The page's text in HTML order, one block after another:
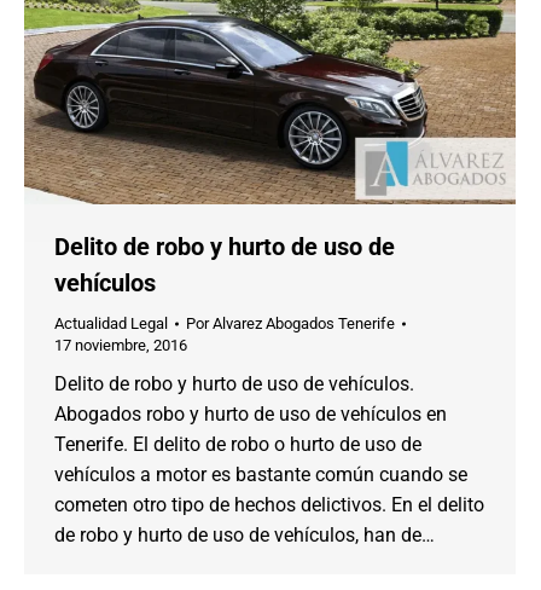
Delito de robo y hurto de uso de
vehículos
Actualidad Legal PorAlvarez Abogados Tenerife
17 noviembre, 2016
Delito de robo y hurto de uso de vehículos.
Abogados robo y hurto de uso de vehículos en
Tenerife. El delito de robo o hurto de uso de
vehículos a motor es bastante común cuando se
cometen otro tipo de hechos delictivos. En el delito
de robo y hurto de uso de vehículos, han de…